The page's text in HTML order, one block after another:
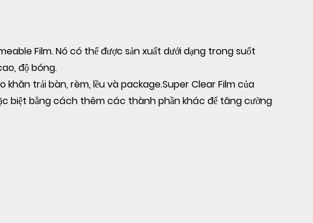
Film. Nó có thể được sản xuất dưới dạng trong suốt
độ bóng.
khăn trải bàn, rèm, lều và package.Super Clear Film của
biệt bằng cách thêm các thành phần khác để tăng cường